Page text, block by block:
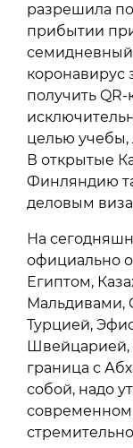
разрешила
прибытии
семидневный
коронавирус
получить
целью учебы,
В открытые
Финляндию
деловым
На
официально
Египтом,
Мальдивами,
Турцией,
Швейцарией,
граница с
собой, надо
современном